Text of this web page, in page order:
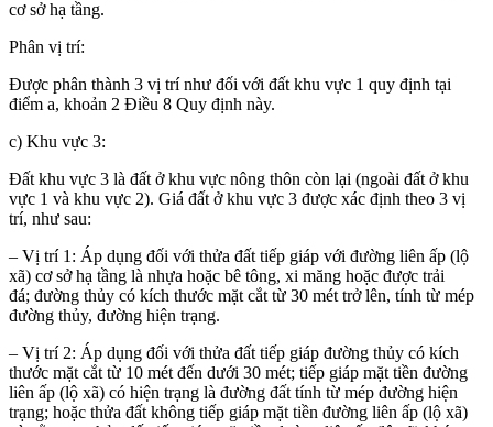
cơ sở hạ tầng.
Phân vị trí:
Được phân thành 3 vị trí như đối với đất khu vực 1 quy định tại
điểm a, khoản 2 Điều 8 Quy định này.
c) Khu vực 3:
Đất khu vực 3 là đất ở khu vực nông thôn còn lại (ngoài đất ở khu
vực 1 và khu vực 2). Giá đất ở khu vực 3 được xác định theo 3 vị
trí, như sau:
– Vị trí 1: Áp dụng đối với thửa đất tiếp giáp với đường liên ấp (lộ
xã) cơ sở hạ tầng là nhựa hoặc bê tông, xi măng hoặc được trải
đá; đường thủy có kích thước mặt cắt từ 30 mét trở lên, tính từ mép
đường thủy, đường hiện trạng.
– Vị trí 2: Áp dụng đối với thửa đất tiếp giáp đường thủy có kích
thước mặt cắt từ 10 mét đến dưới 30 mét; tiếp giáp mặt tiền đường
liên ấp (lộ xã) có hiện trạng là đường đất tính từ mép đường hiện
trạng; hoặc thửa đất không tiếp giáp mặt tiền đường liên ấp (lộ xã)